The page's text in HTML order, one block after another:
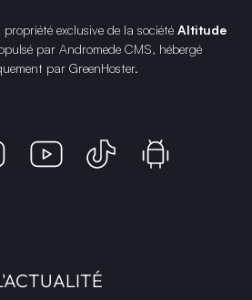
propriété exclusive de la société Altitude
par Andromede CMS, hébergé
par GreenHoster.